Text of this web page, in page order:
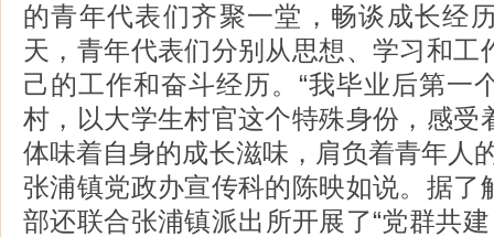
的青年代表们齐聚一堂，畅谈成长经
天，青年代表们分别从思想、学习和工
己的工作和奋斗经历。“我毕业后第一
村，以大学生村官这个特殊身份，感受
体味着自身的成长滋味，肩负着青年
张浦镇党政办宣传科的陈映如说。据了
部还联合张浦镇派出所开展了“党群共